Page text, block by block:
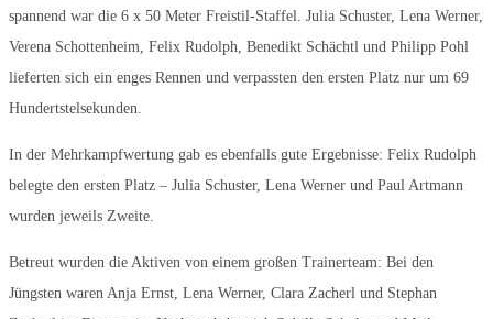
spannend war die 6 x 50 Meter Freistil-Staffel. Julia Schuster, Lena Werner,
Verena Schottenheim, Felix Rudolph, Benedikt Schächtl und Philipp Pohl
lieferten sich ein enges Rennen und verpassten den ersten Platz nur um 69
Hundertstelsekunden.
In der Mehrkampfwertung gab es ebenfalls gute Ergebnisse: Felix Rudolph
belegte den ersten Platz – Julia Schuster, Lena Werner und Paul Artmann
wurden jeweils Zweite.
Betreut wurden die Aktiven von einem großen Trainerteam: Bei den
Jüngsten waren Anja Ernst, Lena Werner, Clara Zacherl und Stephan